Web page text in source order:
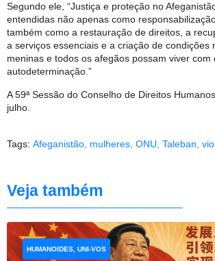
Segundo ele, “Justiça e proteção no
entendidas não apenas como
também como a restauração de direitos, a
a serviços essenciais e a criação de condições
meninas e todos os afegãos possam viver com
autodeterminação.”
A 59ª Sessão do Conselho de Direitos
julho.
Tags: Afeganistão mulheres ONU Taleban
Veja também
HUMANOIDES, UNI-VOS